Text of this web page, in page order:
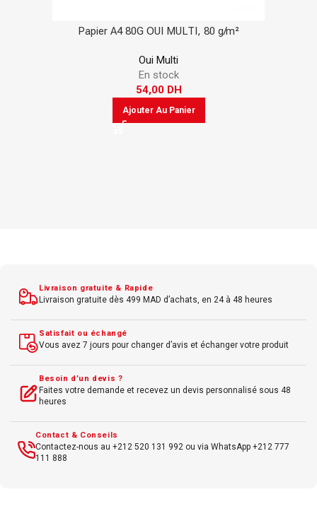
Papier A4 80G OUI MULTI, 80 g/m²
Oui Multi
En stock
54,00 DH
Ajouter Au Panier
Livraison gratuite & Rapide
Livraison gratuite dès 499 MAD d’achats, en 24 à 48 heures
Satisfait ou échangé
Vous avez 7 jours pour changer d’avis et échanger votre produit
Besoin d’un devis ?
Faites votre demande et recevez un devis personnalisé sous 48
heures
Contact & Conseils
Contactez-nous au +212 520 131 992 ou via WhatsApp +212 777
111 888